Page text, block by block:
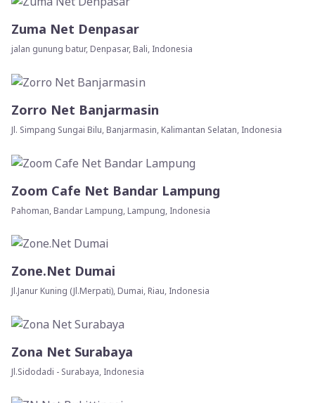
Zuma Net Denpasar
jalan gunung batur, Denpasar, Bali, Indonesia
Zorro Net Banjarmasin
Jl. Simpang Sungai Bilu, Banjarmasin, Kalimantan Selatan, Indonesia
Zoom Cafe Net Bandar Lampung
Pahoman, Bandar Lampung, Lampung, Indonesia
Zone.Net Dumai
Jl.Janur Kuning (Jl.Merpati), Dumai, Riau, Indonesia
Zona Net Surabaya
Jl.Sidodadi - Surabaya, Indonesia